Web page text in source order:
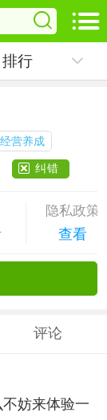
排行
经营养成
纠错
隐私政策
查看
评论
妨来体验一